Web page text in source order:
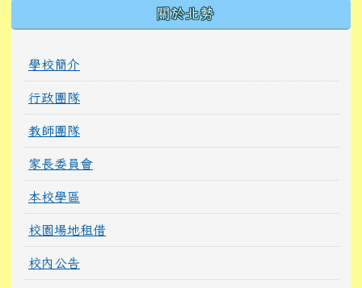
關於北勢
學校簡介
行政團隊
教師團隊
家長委員會
本校學區
校園場地租借
校內公告